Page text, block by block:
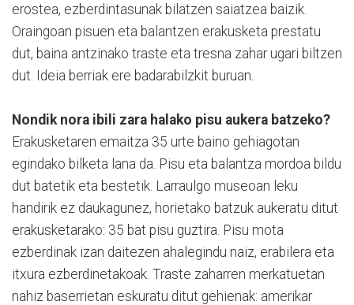
erostea, ezberdintasunak bilatzen saiatzea baizik.
Oraingoan pisuen eta balantzen erakusketa prestatu
dut, baina antzinako traste eta tresna zahar ugari biltzen
dut. Ideia berriak ere badarabilzkit buruan.
Nondik nora ibili zara halako pisu aukera batzeko?
Erakusketaren emaitza 35 urte baino gehiagotan
egindako bilketa lana da. Pisu eta balantza mordoa bildu
dut batetik eta bestetik. Larraulgo museoan leku
handirik ez daukagunez, horietako batzuk aukeratu ditut
erakusketarako: 35 bat pisu guztira. Pisu mota
ezberdinak izan daitezen ahalegindu naiz, erabilera eta
itxura ezberdinetakoak. Traste zaharren merkatuetan
nahiz baserrietan eskuratu ditut gehienak: amerikar